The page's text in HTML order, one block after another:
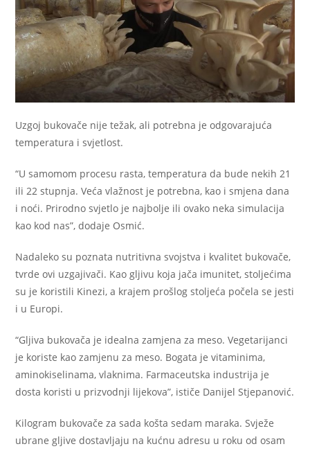
Uzgoj bukovače nije težak, ali potrebna je odgovarajuća
temperatura i svjetlost.
“U samomom procesu rasta, temperatura da bude nekih 21
ili 22 stupnja. Veća vlažnost je potrebna, kao i smjena dana
i noći. Prirodno svjetlo je najbolje ili ovako neka simulacija
kao kod nas”, dodaje Osmić.
Nadaleko su poznata nutritivna svojstva i kvalitet bukovače,
tvrde ovi uzgajivači. Kao gljivu koja jača imunitet, stoljećima
su je koristili Kinezi, a krajem prošlog stoljeća počela se jesti
i u Europi.
“Gljiva bukovača je idealna zamjena za meso. Vegetarijanci
je koriste kao zamjenu za meso. Bogata je vitaminima,
aminokiselinama, vlaknima. Farmaceutska industrija je
dosta koristi u prizvodnji lijekova”, ističe Danijel Stjepanović.
Kilogram bukovače za sada košta sedam maraka. Svježe
ubrane gljive dostavljaju na kućnu adresu u roku od osam